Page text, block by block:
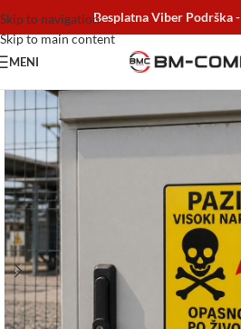
Skip to navigation
Skip to main content
Besplatna Viber Podrška -
MENI